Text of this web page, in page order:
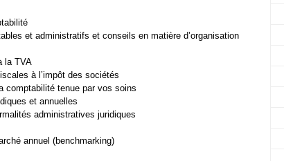
et administratifs et conseils en matière d’organisation
la TVA
à l’impôt des sociétés
comptabilité tenue par vos soins
et annuelles
administratives juridiques
annuel (benchmarking)